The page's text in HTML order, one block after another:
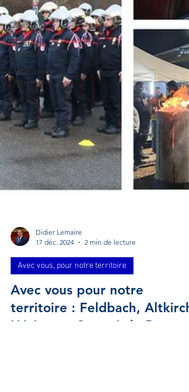
terrain
Questions
Fonction
publique
Urbanisme
- logement
Autre
Directive
européenne
17 déc. 2024
2 min de lecture
Avec vous pour notre
territoire : Feldbach, Altkirch,